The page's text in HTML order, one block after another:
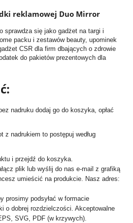
reklamowej Duo Mirror
sprawdza się jako gadżet na targi i
packu i zestawów beauty, upominek
CSR dla firm dbających o zdrowie
do pakietów prezentowych dla
nadruku dodaj go do koszyka, opłać
z nadrukiem to postępuj według
i przejdź do koszyka.
plik lub wyślij do nas e-mail z grafiką
umieścić na produkcie. Nasz adres:
prosimy podsyłać w formacie
o dobrej rozdzielczości. Akceptowalne
SVG, PDF (w krzywych).